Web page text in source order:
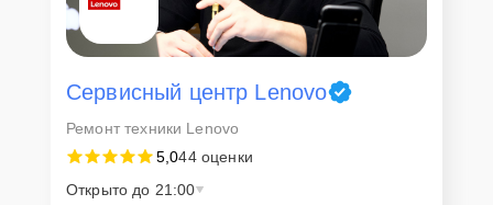
Сервисный центр Lenovo
Ремонт техники Lenovo
5,044 оценки
Открыто до 21:00